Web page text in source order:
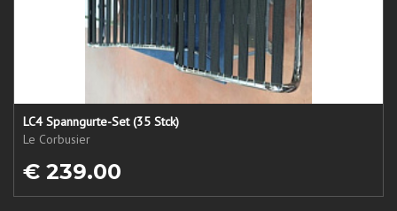
LC4 Spanngurte-Set (35 Stck)
Le Corbusier
€ 239.00